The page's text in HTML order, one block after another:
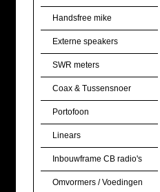
Handsfree mike
Externe speakers
SWR meters
Coax & Tussensnoer
Portofoon
Linears
Inbouwframe CB radio's
Omvormers / Voedingen